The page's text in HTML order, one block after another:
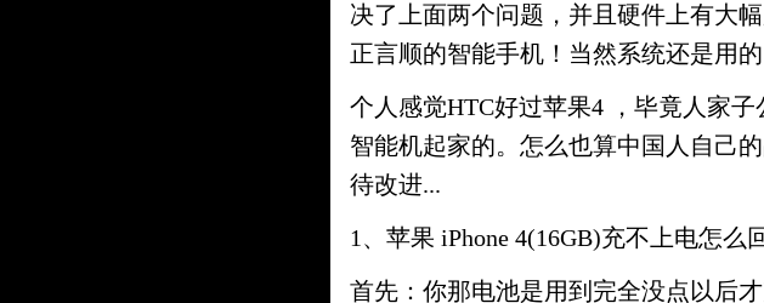
决了上面两个问题，并且硬件上有大
正言顺的智能手机！当然系统还是用的
个人感觉HTC好过苹果4 ，毕竟人家
智能机起家的。怎么也算中国人自己
待改进...
1、苹果 iPhone 4(16GB)充不上电怎么
首先：你那电池是用到完全没点以后